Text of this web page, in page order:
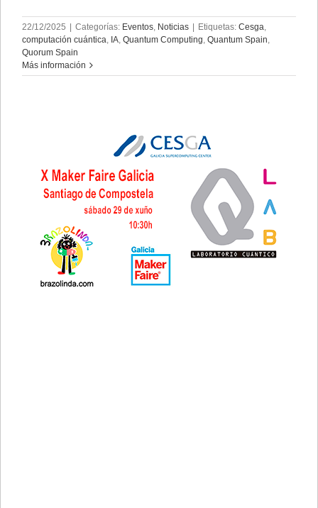
22/12/2025 | Categorías: Eventos Noticias | Etiquetas: Cesga
computación cuántica IA Quantum Computing Quantum Spain
Quorum Spain
Más información